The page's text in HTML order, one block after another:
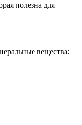
полезна для
вещества: